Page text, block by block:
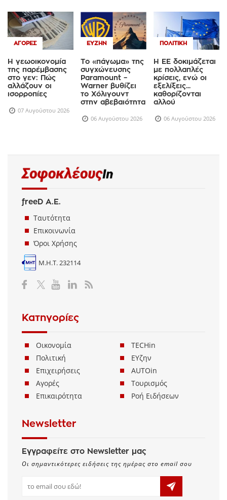
ΑΓΟΡΈΣ
Η γεωοικονομία
της παρέμβασης
στο γεν: Πώς
αλλάζουν οι
ισορροπίες
07 Αυγούστου 2026
ΕΥΖΗΝ
Το «πάγωμα» της
συγχώνευσης
Paramount –
Warner βυθίζει
το Χόλιγουντ
στην αβεβαιότητα
06 Αυγούστου 2026
ΠΟΛΙΤΙΚΉ
Η ΕΕ δοκιμάζεται
με πολλαπλές
κρίσεις, ενώ οι
εξελίξεις...
καθορίζονται
αλλού
06 Αυγούστου 2026
freeD Α.Ε.
Ταυτότητα
Επικοινωνία
Όροι Χρήσης
Μ.Η.Τ. 232114
Κατηγορίες
Οικονομία
Πολιτική
Επιχειρήσεις
Αγορές
Επικαιρότητα
TECHin
ΕΥζην
AUTOin
Τουρισμός
Ροή Ειδήσεων
Newsletter
Εγγραφείτε στο Newsletter μας
Οι σημαντικότερες ειδήσεις της ημέρας στο email σου